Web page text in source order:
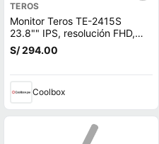
TEROS
Monitor Teros TE-2415S
23.8"" IPS, resolución FHD,
120Hz, tiempo de respuesta
de 1ms, conectividad HDMI y
S/ 294.00
Coolbox